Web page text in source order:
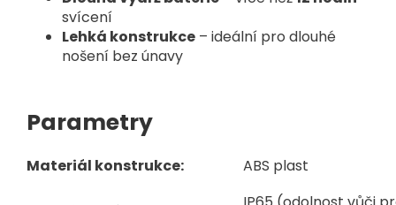
svícení
Lehká konstrukce – ideální pro dlouhé
nošení bez únavy
Parametry
Materiál konstrukce: ABS plast